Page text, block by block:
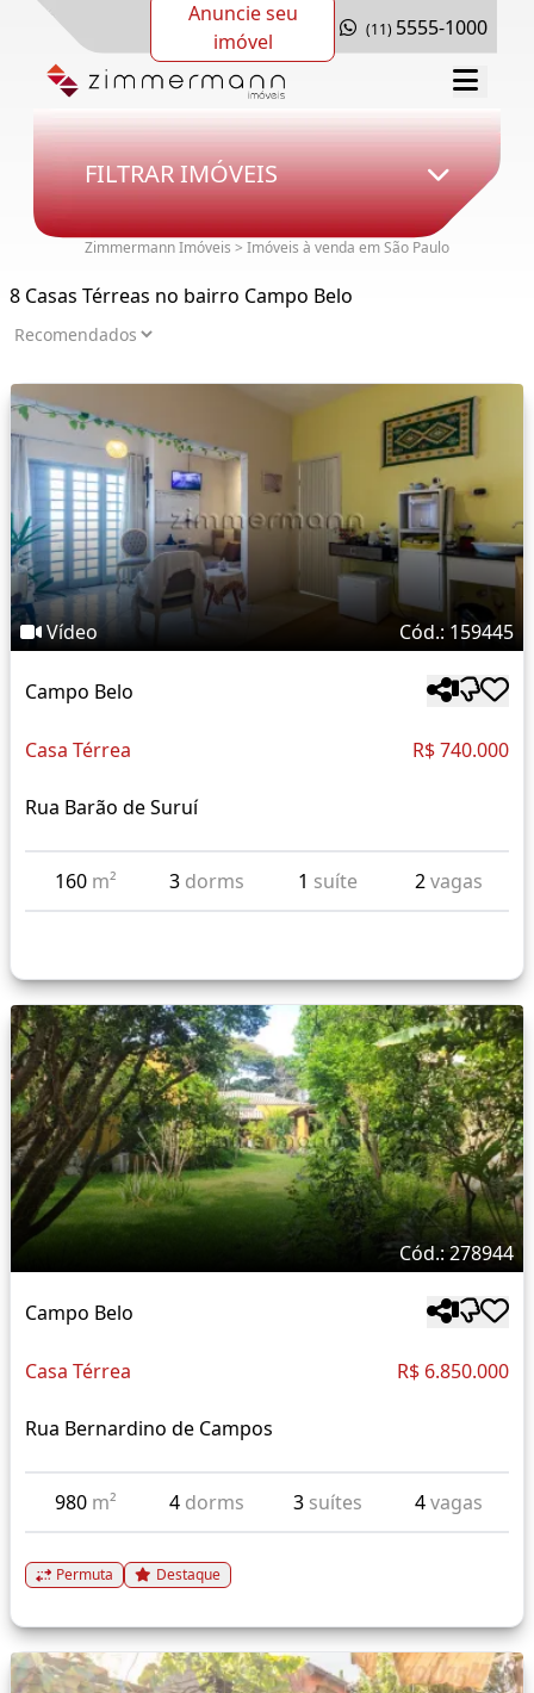
Anuncie seu
imóvel
(11) 5555-1000
FILTRAR IMÓVEIS
Zimmermann Imóveis > Imóveis à venda em São Paulo
8 Casas Térreas no bairro Campo Belo
Vídeo Cód.: 159445
Campo Belo
Casa Térrea R$ 740.000
Rua Barão de Suruí
160 m² 3 dorms 1 suíte 2vagas
Cód.: 278944
Campo Belo
Casa Térrea R$ 6.850.000
Rua Bernardino de Campos
980 m² 4 dorms 3 suítes 4vagas
Permuta Destaque